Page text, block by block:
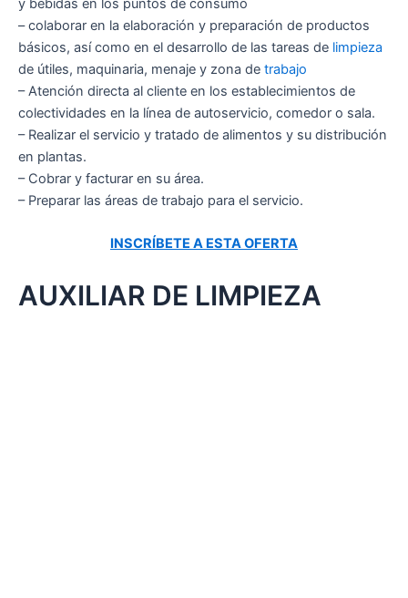
y bebidas en los puntos de consumo
– colaborar en la elaboración y preparación de productos
básicos, así como en el desarrollo de las tareas de limpieza
de útiles, maquinaria, menaje y zona de trabajo
– Atención directa al cliente en los establecimientos de
colectividades en la línea de autoservicio, comedor o sala.
– Realizar el servicio y tratado de alimentos y su distribución
en plantas.
– Cobrar y facturar en su área.
– Preparar las áreas de trabajo para el servicio.
INSCRÍBETE A ESTA OFERTA
AUXILIAR DE LIMPIEZA